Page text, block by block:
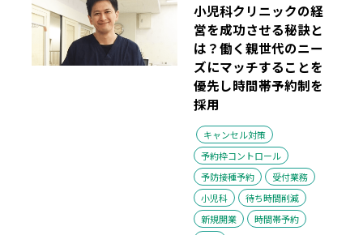
小児科クリニックの経
営を成功させる秘訣と
は？働く親世代のニー
ズにマッチすることを
優先し時間帯予約制を
採用
キャンセル対策
予約枠コントロール
予防接種予約
受付業務
小児科
待ち時間削減
新規開業
時間帯予約